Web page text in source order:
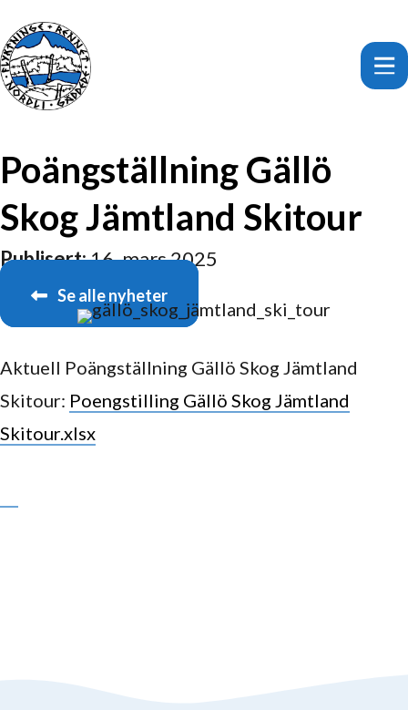
Poängställning Gällö
Skog Jämtland Skitour
Publisert:16. mars 2025
Se alle nyheter
Aktuell Poängställning Gällö Skog Jämtland
Skitour: Poengstilling Gällö Skog Jämtland
Skitour.xlsx